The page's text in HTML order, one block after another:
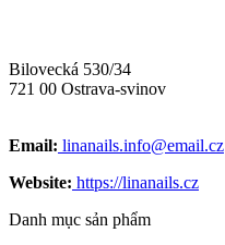
Bilovecká 530/34
721 00 Ostrava-svinov
Email: linanails.info@email.cz
Website: https://linanails.cz
Danh mục sản phẩm